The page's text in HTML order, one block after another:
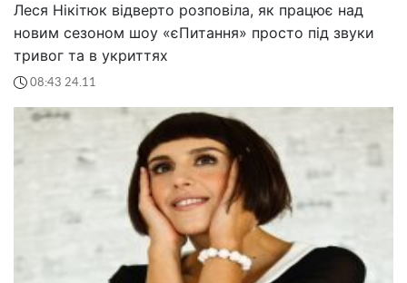
Леся Нікітюк відверто розповіла, як працює над
новим сезоном шоу «єПитання» просто під звуки
тривог та в укриттях
08:43 24.11